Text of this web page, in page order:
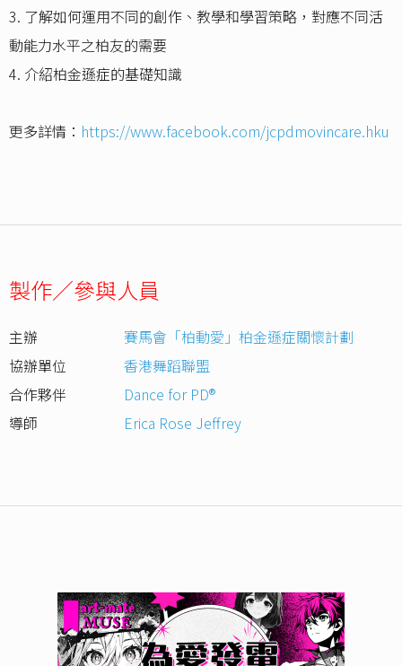
3. 了解如何運用不同的創作、教學和學習策略，對應不同活
動能力水平之柏友的需要
4. 介紹柏金遜症的基礎知識
更多詳情： https://www.facebook.com/jcpdmovincare.hku
製作／參與人員
主辦
賽馬會「柏動愛」柏金遜症關懷計劃
協辦單位
香港舞蹈聯盟
合作夥伴
Dance for PD®
導師
Erica Rose Jeffrey